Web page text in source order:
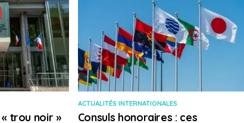
trou noir »
ACTUALITÉS INTERNATIONALES
Consuls honoraires : ces